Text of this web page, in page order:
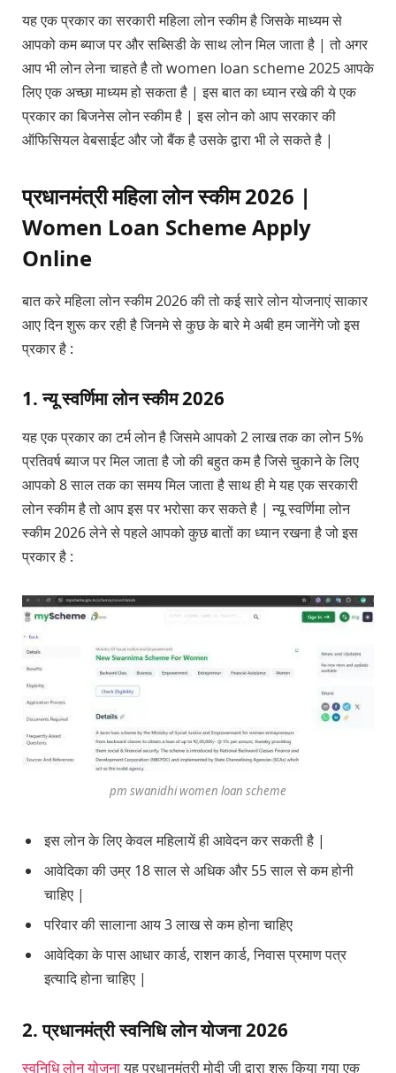
यह एक प्रकार का सरकारी महिला लोन स्कीम है जिसके माध्यम से
आपको कम ब्याज पर और सब्सिडी के साथ लोन मिल जाता है | तो अगर
आप भी लोन लेना चाहते है तो women loan scheme 2025 आपके
लिए एक अच्छा माध्यम हो सकता है | इस बात का ध्यान रखे की ये एक
प्रकार का बिजनेस लोन स्कीम है | इस लोन को आप सरकार की
ऑफिसियल वेबसाईट और जो बैंक है उसके द्वारा भी ले सकते है |
प्रधानमंत्री महिला लोन स्कीम 2026 |
Women Loan Scheme Apply
Online
बात करे महिला लोन स्कीम 2026 की तो कई सारे लोन योजनाएं साकार
आए दिन शुरू कर रही है जिनमे से कुछ के बारे मे अबी हम जानेंगे जो इस
प्रकार है :
1. न्यू स्वर्णिमा लोन स्कीम 2026
यह एक प्रकार का टर्म लोन है जिसमे आपको 2 लाख तक का लोन 5%
प्रतिवर्ष ब्याज पर मिल जाता है जो की बहुत कम है जिसे चुकाने के लिए
आपको 8 साल तक का समय मिल जाता है साथ ही मे यह एक सरकारी
लोन स्कीम है तो आप इस पर भरोसा कर सकते है | न्यू स्वर्णिमा लोन
स्कीम 2026 लेने से पहले आपको कुछ बातों का ध्यान रखना है जो इस
प्रकार है :
pm swanidhi women loan scheme
इस लोन के लिए केवल महिलायें ही आवेदन कर सकती है |
आवेदिका की उम्र 18 साल से अधिक और 55 साल से कम होनी
चाहिए |
परिवार की सालाना आय 3 लाख से कम होना चाहिए
आवेदिका के पास आधार कार्ड, राशन कार्ड, निवास प्रमाण पत्र
इत्यादि होना चाहिए |
2. प्रधानमंत्री स्वनिधि लोन योजना 2026
स्वनिधि लोन योजनायह प्रधानमंत्री मोदी जी द्वारा शुरू किया गया एक